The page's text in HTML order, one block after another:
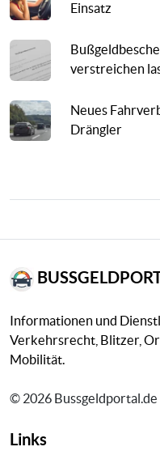
Einsatz
verstreichen
Neues
Drängler
Informationen und
Verkehrsrecht, Blitzer,
Mobilität.
© 2026 Bussgeldportal.de
Links